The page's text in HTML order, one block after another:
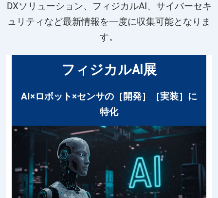
DXソリューション、フィジカルAI、サイバーセキ
ュリティなど最新情報を一度に収集可能となりま
す。
フィジカルAI展
AI×ロボット×センサの［開発］［実装］に
特化